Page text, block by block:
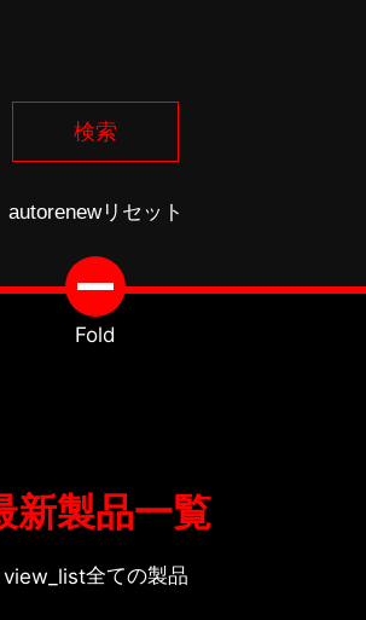
検索
autorenewリセット
Fold
新製品一覧
view_list全ての製品